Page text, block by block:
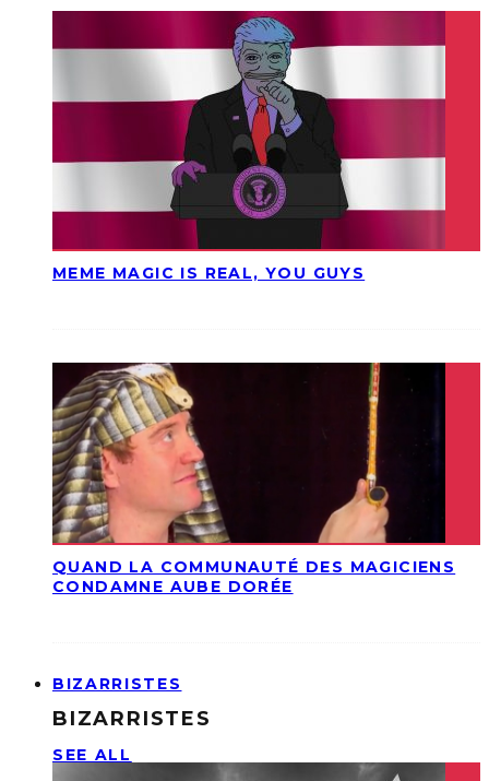
MEME MAGIC IS REAL, YOU GUYS
QUAND LA COMMUNAUTÉ DES MAGICIENS
CONDAMNE AUBE DORÉE
BIZARRISTES
BIZARRISTES
SEE ALL